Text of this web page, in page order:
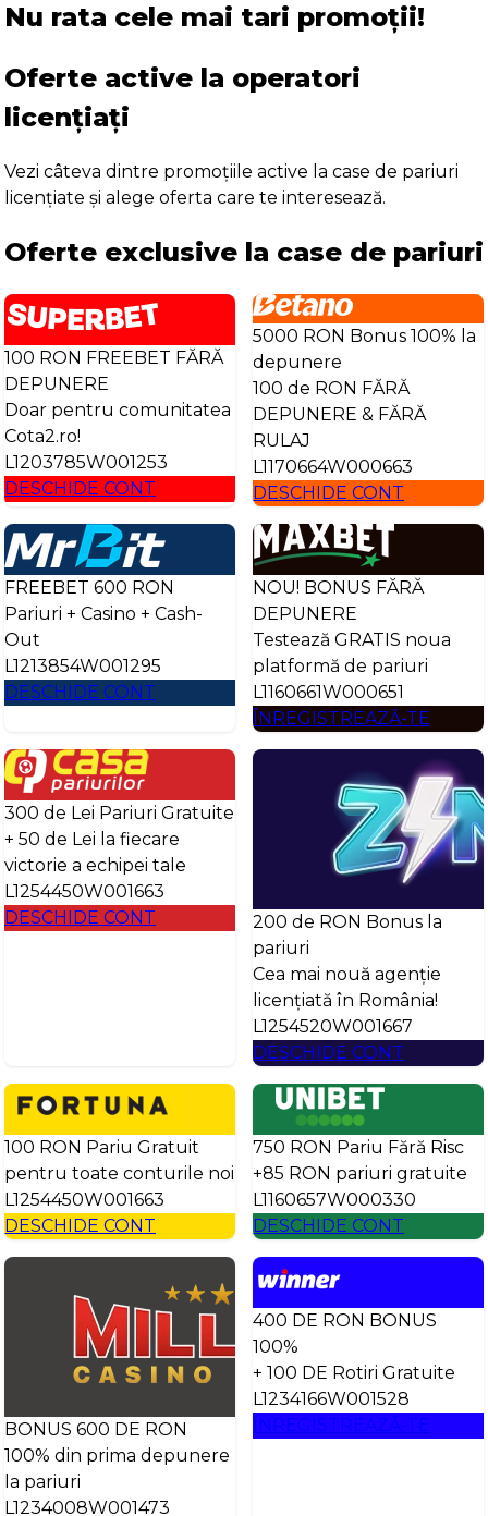
Nu rata cele mai tari promoții!
Oferte active la operatori
licențiați
Vezi câteva dintre promoțiile active la case de pariuri
licențiate și alege oferta care te interesează.
Oferte exclusive la case de pariuri
100 RON FREEBET FĂRĂ
DEPUNERE
Doar pentru comunitatea
Cota2.ro!
L1203785W001253
DESCHIDE CONT
5000 RON Bonus 100% la
depunere
100 de RON FĂRĂ
DEPUNERE & FĂRĂ
RULAJ
L1170664W000663
DESCHIDE CONT
FREEBET 600 RON
Pariuri + Casino + Cash-
Out
L1213854W001295
DESCHIDE CONT
NOU! BONUS FĂRĂ
DEPUNERE
Testează GRATIS noua
platformă de pariuri
L1160661W000651
ÎNREGISTREAZĂ-TE
300 de Lei Pariuri Gratuite
+ 50 de Lei la fiecare
victorie a echipei tale
L1254450W001663
DESCHIDE CONT
200 de RON Bonus la
pariuri
Cea mai nouă agenție
licențiată în România!
L1254520W001667
DESCHIDE CONT
100 RON Pariu Gratuit
pentru toate conturile noi
L1254450W001663
DESCHIDE CONT
750 RON Pariu Fără Risc
+85 RON pariuri gratuite
L1160657W000330
DESCHIDE CONT
BONUS 600 DE RON
100% din prima depunere
la pariuri
L1234008W001473
400 DE RON BONUS
100%
+ 100 DE Rotiri Gratuite
L1234166W001528
ÎNREGISTREAZĂ-TE